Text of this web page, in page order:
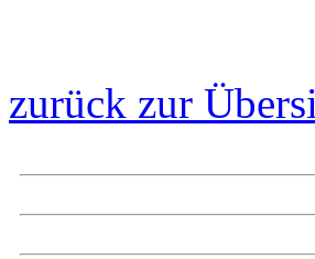
zurück zur